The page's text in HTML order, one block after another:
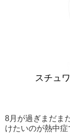
スチュ
8月が過ぎまだま
けたいのが熱中